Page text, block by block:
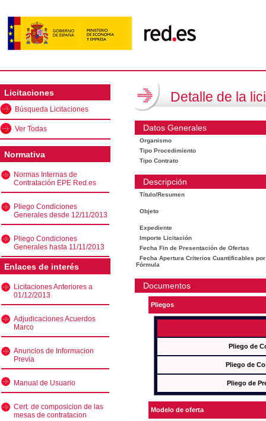
Licitaciones
Búsqueda Licitaciones
Ver Todas
Normativa
Normas Internas de
Contratación EPE Red.es
Pliego Condiciones
Generales desde 12/11/2013
Pliego Condiciones
Generales hasta 11/11/2013
Enlaces de interés
Licitaciones Anteriores a
01/12/2013
Adjudicaciones Acuerdos
Marco
Anuncios de Informacion
Previa
Manual de Usuario
Cert. de composicion de las
mesas de contratacion
Detalle de la
Datos Generales
Organismo
Tipo Procedimiento
Tipo Contrato
Descripción
Título/Resumen
Objeto
Expediente
Importe Licitación
Fecha Fin de Presentación de Ofertas
Fecha Apertura Criterios Cuantificables por
Fórmula
Documentos
Pliegos
Pliego de
Pliego de
Pliego de
Modelo de oferta